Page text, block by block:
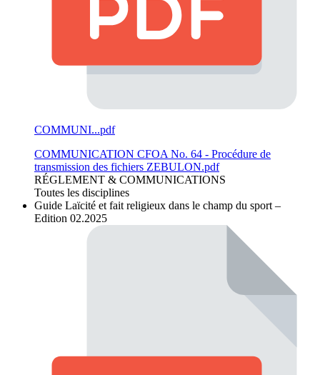
COMMUNI...pdf
COMMUNICATION CFOA No. 64 - Procédure de
transmission des fichiers ZEBULON.pdf
RÉGLEMENT & COMMUNICATIONS
Toutes les disciplines
Guide Laïcité et fait religieux dans le champ du sport –
Edition 02.2025